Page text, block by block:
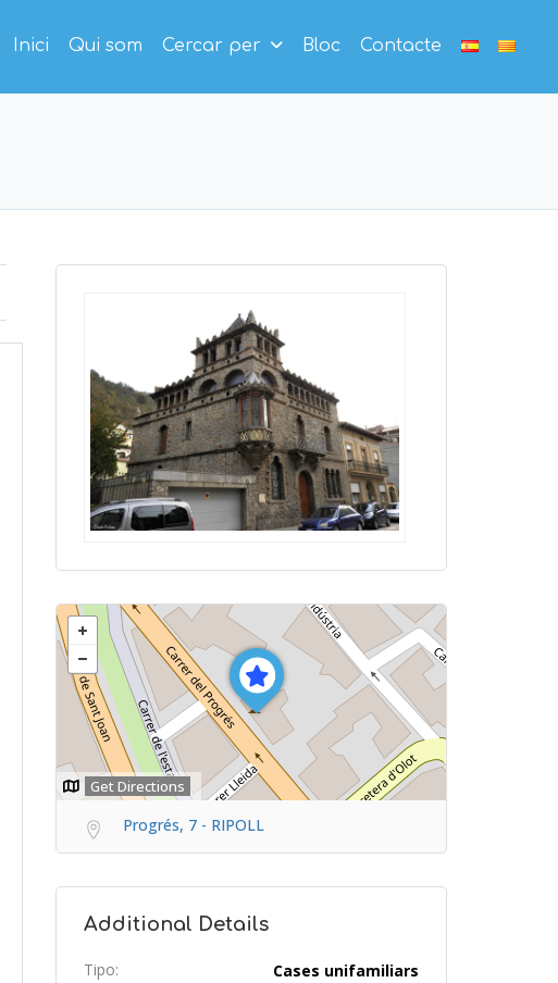
Inici Qui som Cercar per Bloc Contacte
Get Directions
Progrés, 7 - RIPOLL
Additional Details
Tipo: Cases unifamiliars